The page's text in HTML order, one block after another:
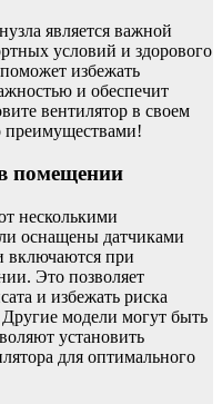
является важной
условий и здорового
избежать
и обеспечит
вентилятор в своем
преимуществами!
помещении
несколькими
оснащены датчиками
включаются при
Это позволяет
и избежать риска
модели могут быть
установить
для оптимального